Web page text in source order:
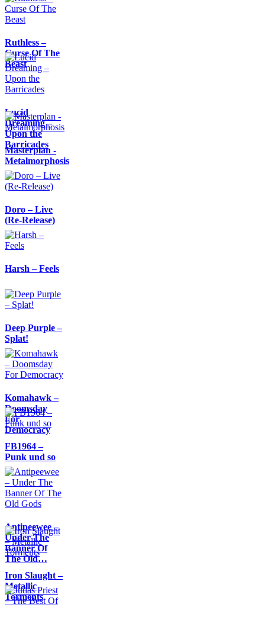
Ruthless –
Curse Of The
Beast
Lucid
Dreaming –
Upon the
Barricades
Masterplan -
Metalmorphosis
Doro – Live
(Re-Release)
Harsh – Feels
Deep Purple –
Splat!
Komahawk –
Doomsday
For
Democracy
FB1964 –
Punk und so
Antipeewee –
Under The
Banner Of
The Old…
Iron Slaught –
Metallic
Torments